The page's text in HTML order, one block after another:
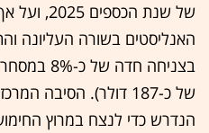
של שנת
האנליסטים בשורה העליונה
בצניחה
של כ-187 דולר). הסיבה